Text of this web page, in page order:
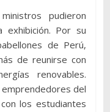
pudieron
exhibición. Por su
de Perú,
de reunirse con
renovables.
del
los estudiantes